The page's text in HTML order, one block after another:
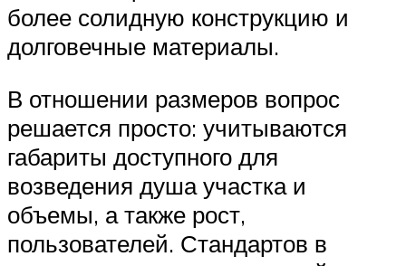
более солидную конструкцию и
долговечные материалы.
В отношении размеров вопрос
решается просто: учитываются
габариты доступного для
возведения душа участка и
объемы, а также рост,
пользователей. Стандартов в